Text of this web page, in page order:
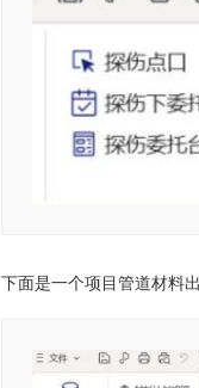
下面是一个项目管道材料